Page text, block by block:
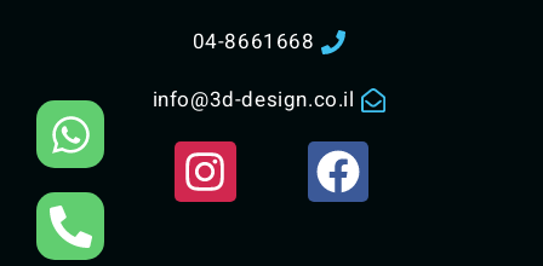
04-8661668
info@3d-design.co.il